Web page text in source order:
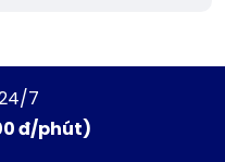
7
đ/phút)